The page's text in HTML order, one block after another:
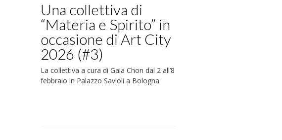
Una collettiva di
“Materia e Spirito” in
occasione di Art City
2026 (#3)
La collettiva a cura di Gaia Chon dal 2 all’8
febbraio in Palazzo Savioli a Bologna